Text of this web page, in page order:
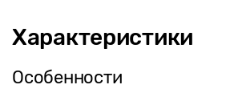
Характеристики
Особенности